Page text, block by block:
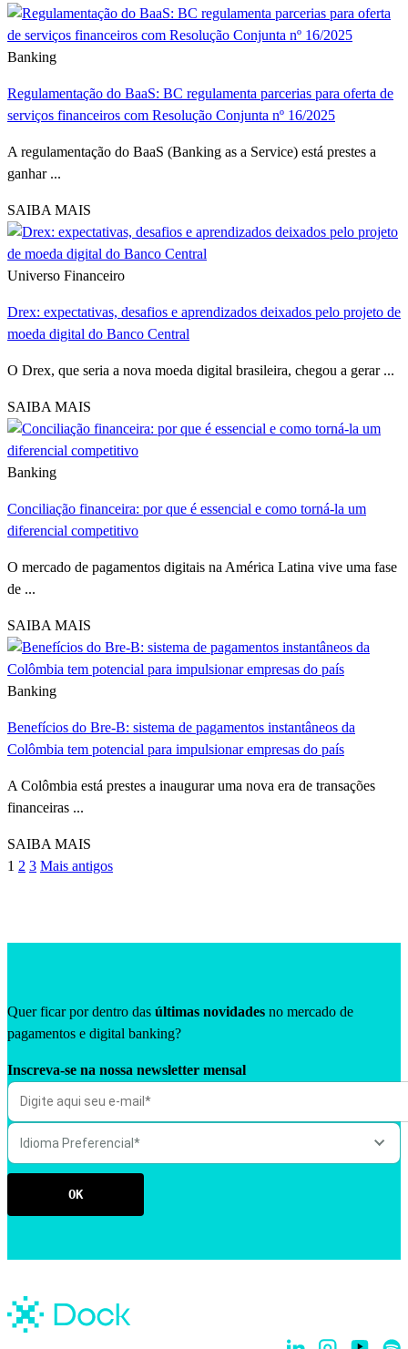
Banking
Regulamentação do BaaS: BC regulamenta parcerias para oferta de
serviços financeiros com Resolução Conjunta nº 16/2025
A regulamentação do BaaS (Banking as a Service) está prestes a
ganhar ...
SAIBA MAIS
Universo Financeiro
Drex: expectativas, desafios e aprendizados deixados pelo projeto de
moeda digital do Banco Central
O Drex, que seria a nova moeda digital brasileira, chegou a gerar ...
SAIBA MAIS
Banking
Conciliação financeira: por que é essencial e como torná-la um
diferencial competitivo
O mercado de pagamentos digitais na América Latina vive uma fase
de ...
SAIBA MAIS
Banking
Benefícios do Bre-B: sistema de pagamentos instantâneos da
Colômbia tem potencial para impulsionar empresas do país
A Colômbia está prestes a inaugurar uma nova era de transações
financeiras ...
SAIBA MAIS
1 2 3 Mais antigos
Quer ficar por dentro das últimas novidades no mercado de
pagamentos e digital banking?
Inscreva-se na nossa newsletter mensal